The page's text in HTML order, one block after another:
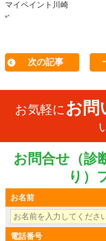
マイペイント川崎
“`
次の記事
お気軽に お問
お問合せ（診
り）
お名前
電話番号